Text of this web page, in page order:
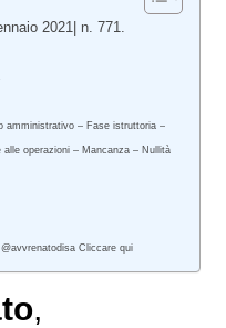
2021| n. 771.
amministrativo – Fase istruttoria –
alle operazioni – Mancanza – Nullità
Cliccare qui
,